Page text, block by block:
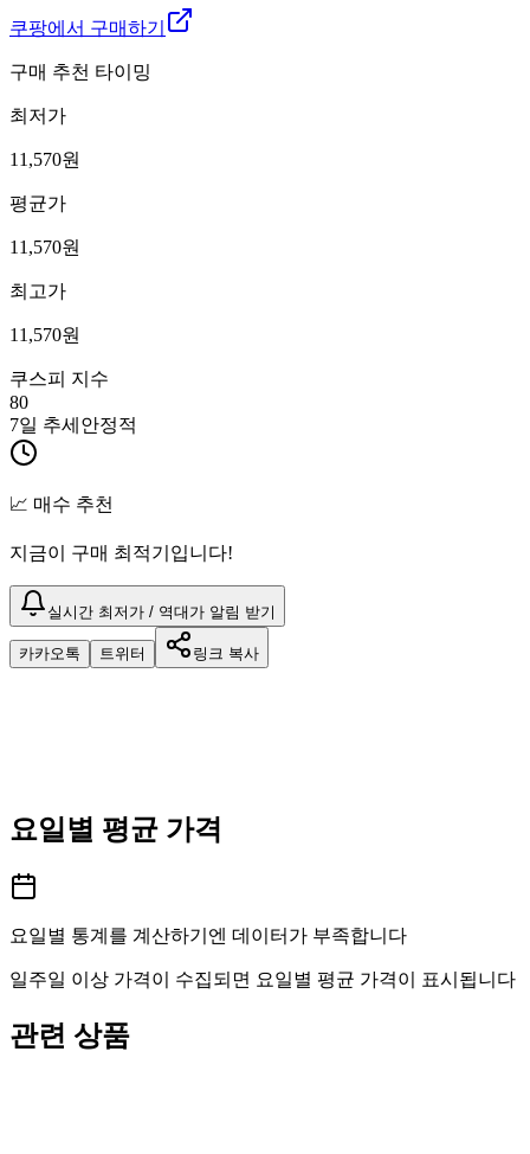
쿠팡에서 구매하기
구매 추천 타이밍
최저가
11,570원
평균가
11,570원
최고가
11,570원
쿠스피 지수
80
7일 추세 안정적
📈 매수 추천
지금이 구매 최적기입니다!
실시간 최저가 / 역대가 알림 받기
카카오톡 트위터 링크 복사
요일별 평균 가격
요일별 통계를 계산하기엔 데이터가 부족합니다
일주일 이상 가격이 수집되면 요일별 평균 가격이 표시됩니다
관련 상품